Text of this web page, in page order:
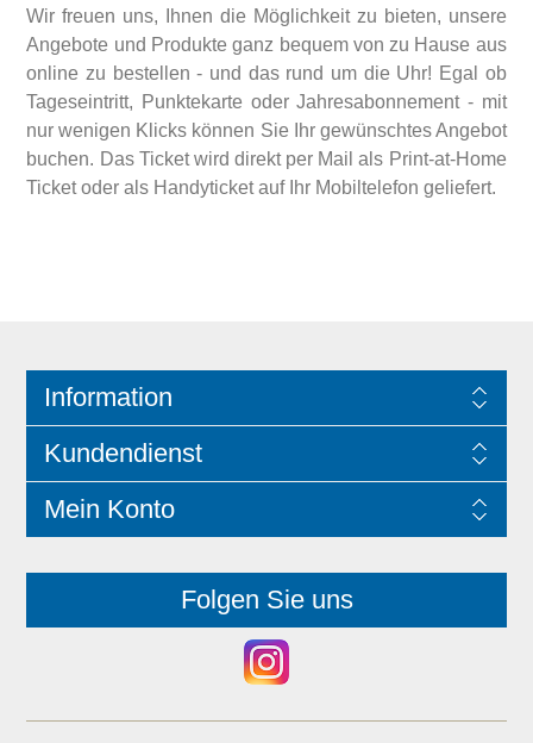
Wir freuen uns, Ihnen die Möglichkeit zu bieten, unsere
Angebote und Produkte ganz bequem von zu Hause aus
online zu bestellen - und das rund um die Uhr! Egal ob
Tageseintritt, Punktekarte oder Jahresabonnement - mit
nur wenigen Klicks können Sie Ihr gewünschtes Angebot
buchen. Das Ticket wird direkt per Mail als Print-at-Home
Ticket oder als Handyticket auf Ihr Mobiltelefon geliefert.
Information
Kundendienst
Mein Konto
Folgen Sie uns